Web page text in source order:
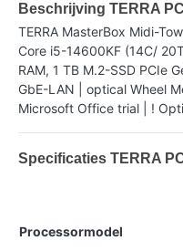
Beschrijving TERRA
TERRA MasterBox Midi-
Core i5-14600KF (14C/
RAM, 1 TB M.2-SSD PCIe
GbE-LAN | optical Wheel
Microsoft Office trial | !
Specificaties TERRA
Processormodel